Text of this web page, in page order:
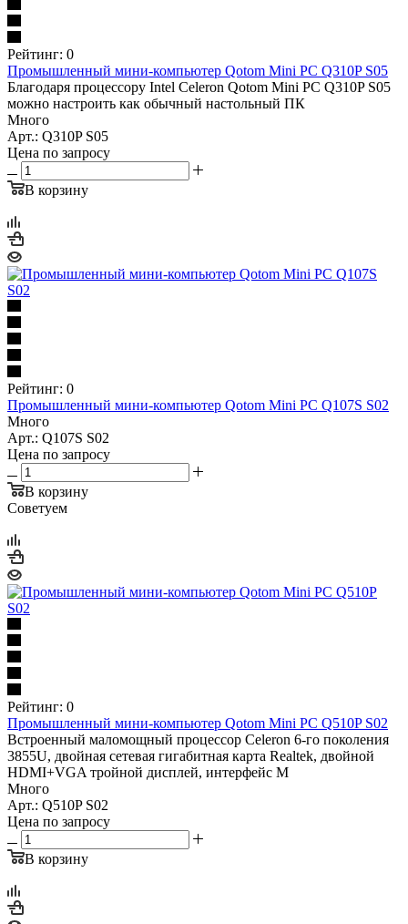
Рейтинг: 0
Промышленный мини-компьютер Qotom Mini PC Q310P S05
Благодаря процессору Intel Celeron Qotom Mini PC Q310P S05
можно настроить как обычный настольный ПК
Много
Арт.: Q310P S05
Цена по запросу
В корзину
Рейтинг: 0
Промышленный мини-компьютер Qotom Mini PC Q107S S02
Много
Арт.: Q107S S02
Цена по запросу
В корзину
Советуем
Рейтинг: 0
Промышленный мини-компьютер Qotom Mini PC Q510P S02
Встроенный маломощный процессор Celeron 6-го поколения
3855U, двойная сетевая гигабитная карта Realtek, двойной
HDMI+VGA тройной дисплей, интерфейс M
Много
Арт.: Q510P S02
Цена по запросу
В корзину